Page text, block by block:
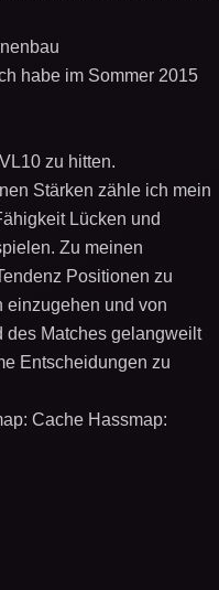
habe im Sommer 2015
zu hitten.
Stärken zähle ich mein
Lücken und
Zu meinen
Positionen zu
einzugehen und von
des Matches gelangweilt
Entscheidungen zu
Cache Hassmap: